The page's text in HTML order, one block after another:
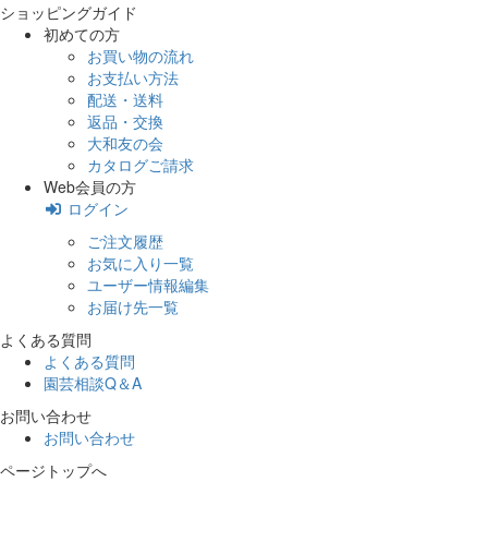
ショッピングガイド
初めての方
お買い物の流れ
お支払い方法
配送・送料
返品・交換
大和友の会
カタログご請求
Web会員の方
ログイン
ご注文履歴
お気に入り一覧
ユーザー情報編集
お届け先一覧
よくある質問
よくある質問
園芸相談Q＆A
お問い合わせ
お問い合わせ
ページトップへ